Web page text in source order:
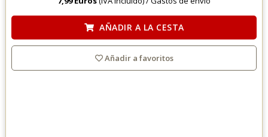
AÑADIR A LA CESTA
Añadir a favoritos